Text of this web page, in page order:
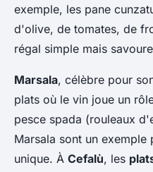
exemple, les pane
d'olive, de tomates, de
régal simple mais
Marsala, célèbre pour
plats où le vin joue un
pesce spada (rouleaux
Marsala sont un
unique. À Cefalù, les